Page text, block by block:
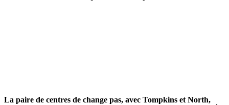
La paire de centres de change pas, avec Tompkins et North,